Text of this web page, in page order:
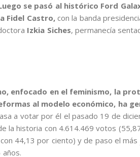
se pasó al histórico Ford
Fidel Castro,con la banda
Izkia Siches, permanecía
enfocado en el feminismo, la
al modelo económico, ha
a votar por él el pasado 19 de
la historia con 4.614.469 votos
con 44,13 por ciento) y de paso el más